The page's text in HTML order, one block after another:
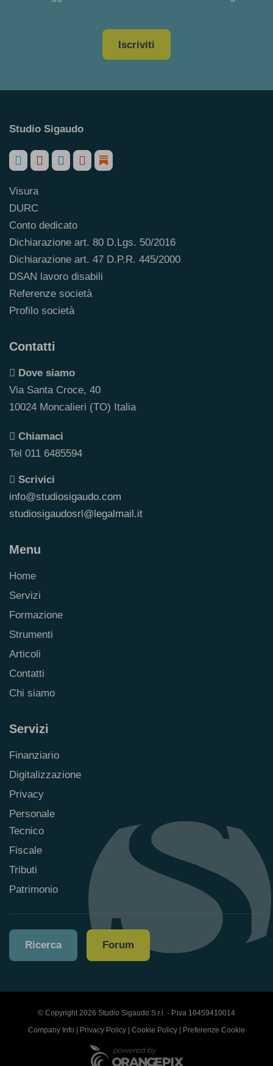
Iscriviti
Studio Sigaudo
Visura
DURC
Conto dedicato
Dichiarazione art. 80 D.Lgs. 50/2016
Dichiarazione art. 47 D.P.R. 445/2000
DSAN lavoro disabili
Referenze società
Profilo società
Contatti
Dove siamo
Via Santa Croce, 40
10024 Moncalieri (TO) Italia
Chiamaci
Tel 011 6485594
Scrivici
info@studiosigaudo.com
studiosigaudosrl@legalmail.it
Menu
Home
Servizi
Formazione
Strumenti
Articoli
Contatti
Chi siamo
Servizi
Finanziario
Digitalizzazione
Privacy
Personale
Tecnico
Fiscale
Tributi
Patrimonio
Ricerca Forum
© Copyright 2026 Studio Sigaudo S.r.l. - P.iva 10459410014
Company Info
Privacy Policy Cookie Policy Preferenze Cookie